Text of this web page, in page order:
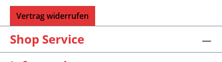
Vertrag widerrufen
Shop Service